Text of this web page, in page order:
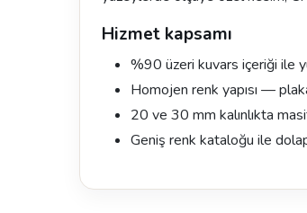
Hizmet kapsamı
%90 üzeri kuvars içeriği ile
Homojen renk yapısı —
20 ve 30 mm kalınlıkta
Geniş renk kataloğu ile